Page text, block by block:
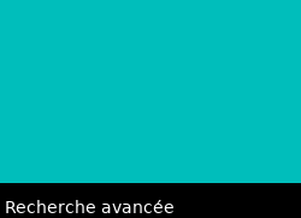
Recherche avancée